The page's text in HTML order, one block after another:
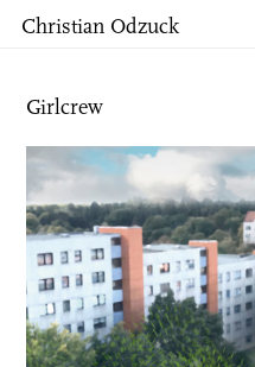
Info
Contact
Christian Odzuck
Girlcrew